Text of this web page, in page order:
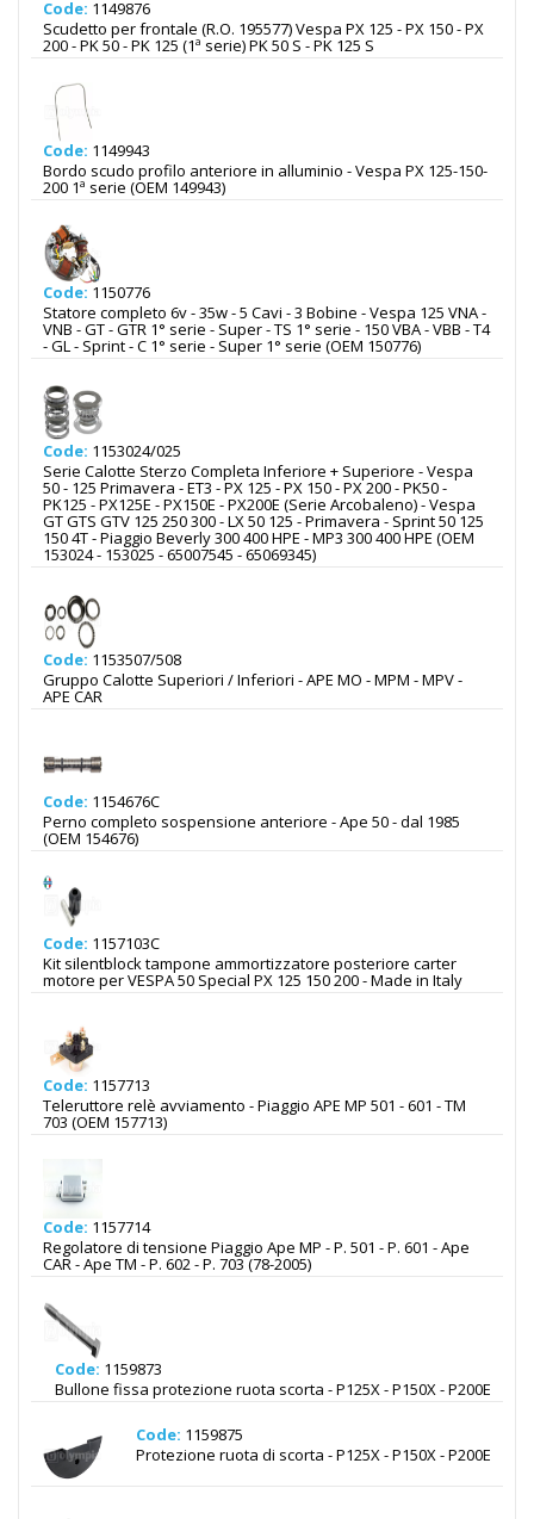
Code: 1149876
Scudetto per frontale (R.O. 195577) Vespa PX 125 - PX 150 - PX
200 - PK 50 - PK 125 (1ª serie) PK 50 S - PK 125 S
Code: 1149943
Bordo scudo profilo anteriore in alluminio - Vespa PX 125-150-
200 1ª serie (OEM 149943)
Code: 1150776
Statore completo 6v - 35w - 5 Cavi - 3 Bobine - Vespa 125 VNA -
VNB - GT - GTR 1° serie - Super - TS 1° serie - 150 VBA - VBB - T4
- GL - Sprint - C 1° serie - Super 1° serie (OEM 150776)
Code: 1153024/025
Serie Calotte Sterzo Completa Inferiore + Superiore - Vespa
50 - 125 Primavera - ET3 - PX 125 - PX 150 - PX 200 - PK50 -
PK125 - PX125E - PX150E - PX200E (Serie Arcobaleno) - Vespa
GT GTS GTV 125 250 300 - LX 50 125 - Primavera - Sprint 50 125
150 4T - Piaggio Beverly 300 400 HPE - MP3 300 400 HPE (OEM
153024 - 153025 - 65007545 - 65069345)
Code: 1153507/508
Gruppo Calotte Superiori / Inferiori - APE MO - MPM - MPV -
APE CAR
Code: 1154676C
Perno completo sospensione anteriore - Ape 50 - dal 1985
(OEM 154676)
Code: 1157103C
Kit silentblock tampone ammortizzatore posteriore carter
motore per VESPA 50 Special PX 125 150 200 - Made in Italy
Code: 1157713
Teleruttore relè avviamento - Piaggio APE MP 501 - 601 - TM
703 (OEM 157713)
Code: 1157714
Regolatore di tensione Piaggio Ape MP - P. 501 - P. 601 - Ape
CAR - Ape TM - P. 602 - P. 703 (78-2005)
Code: 1159873
Bullone fissa protezione ruota scorta - P125X - P150X - P200E
Code: 1159875
Protezione ruota di scorta - P125X - P150X - P200E